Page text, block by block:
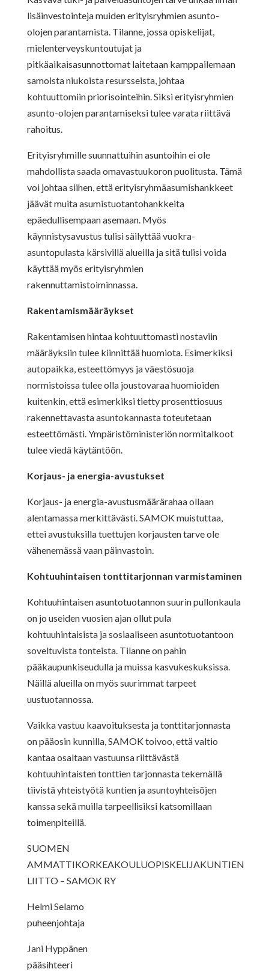
lisäinvestointeja muiden erityisryhmien asunto-
olojen parantamista. Tilanne, jossa opiskelijat,
mielenterveyskuntoutujat ja
pitkäaikaisasunnottomat laitetaan kamppailemaan
samoista niukoista resursseista, johtaa
kohtuuttomiin priorisointeihin. Siksi erityisryhmien
asunto-olojen parantamiseksi tulee varata riittävä
rahoitus.
Erityisryhmille suunnattuihin asuntoihin ei ole
mahdollista saada omavastuukoron puolitusta. Tämä
voi johtaa siihen, että erityisryhmäasumishankkeet
jäävät muita asumistuotantohankkeita
epäedullisempaan asemaan. Myös
käynnistysavustus tulisi säilyttää vuokra-
asuntopulasta kärsivillä alueilla ja sitä tulisi voida
käyttää myös erityisryhmien
rakennuttamistoiminnassa.
Rakentamismääräykset
Rakentamisen hintaa kohtuuttomasti nostaviin
määräyksiin tulee kiinnittää huomiota. Esimerkiksi
autopaikka, esteettömyys ja väestösuoja
normistoissa tulee olla joustovaraa huomioiden
kuitenkin, että esimerkiksi tietty prosenttiosuus
rakennettavasta asuntokannasta toteutetaan
esteettömästi. Ympäristöministeriön normitalkoot
tulee viedä käytäntöön.
Korjaus- ja energia-avustukset
Korjaus- ja energia-avustusmäärärahaa ollaan
alentamassa merkittävästi. SAMOK muistuttaa,
ettei avustuksilla tuettujen korjausten tarve ole
vähenemässä vaan päinvastoin.
Kohtuuhintaisen tonttitarjonnan varmistaminen
Kohtuuhintaisen asuntotuotannon suurin pullonkaula
on jo useiden vuosien ajan ollut pula
kohtuuhintaisista ja sosiaaliseen asuntotuotantoon
soveltuvista tonteista. Tilanne on pahin
pääkaupunkiseudulla ja muissa kasvukeskuksissa.
Näillä alueilla on myös suurimmat tarpeet
uustuotannossa.
Vaikka vastuu kaavoituksesta ja tonttitarjonnasta
on pääosin kunnilla, SAMOK toivoo, että valtio
kantaa osaltaan vastuunsa riittävästä
kohtuuhintaisten tonttien tarjonnasta tekemällä
tiivistä yhteistyötä kuntien ja asuntoyhteisöjen
kanssa sekä muilla tarpeellisiksi katsomillaan
toimenpiteillä.
SUOMEN
AMMATTIKORKEAKOULUOPISKELIJAKUNTIEN
LIITTO – SAMOK RY
Helmi Selamo
puheenjohtaja
Jani Hyppänen
pääsihteeri